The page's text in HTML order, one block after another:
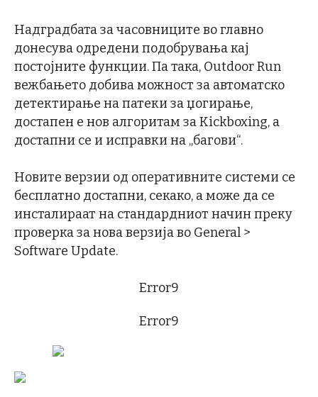
Надградбата за часовниците во главно
донесува одредени подобрувања кај
постојните функции. Па така, Outdoor Run
вежбањето добива можност за автоматско
детектирање на патеки за џогирање,
достапен е нов алгоритам за Kickboxing, а
достапни се и исправки на „багови“.
Новите верзии од оперативните системи се
бесплатно достапни, секако, а може да се
инсталираат на стандардниот начин преку
проверка за нова верзија во General >
Software Update.
Error9
Error9